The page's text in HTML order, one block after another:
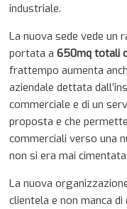
industriale.
La nuova sede vede un
portata a650mq totali
frattempo aumenta
aziendale dettata
commerciale e di un
proposta e che
commerciali verso una
non si era mai cimentata.
La nuova
clientela e non manca